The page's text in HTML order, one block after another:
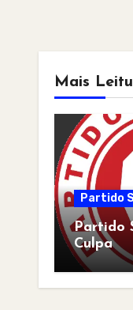
Mais
Partido
Partido
Culpa